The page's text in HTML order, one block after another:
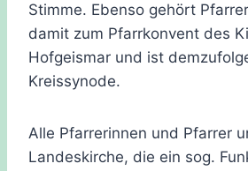
Stimme. Ebenso gehört
damit zum Pfarrkonvent des
Hofgeismar und ist
Kreissynode.
Alle Pfarrerinnen und Pfarrer
Landeskirche, die ein sog.